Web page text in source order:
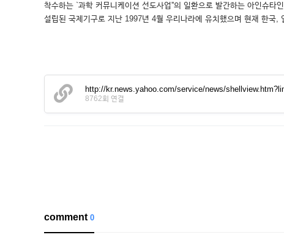
착수하는 `과학 커뮤니케이션 선도사업''의 일환으로 발간하는 아인슈
설립된 국제기구로 지난 1997년 4월 우리나라에 유치했으며 현재 한
http://kr.news.yahoo.com/service/news/
8762회 연결
comment0